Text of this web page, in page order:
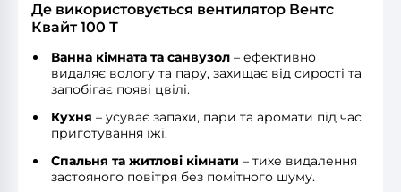
Де використовується вентилятор Вентс
Квайт 100 Т
Ванна кімната та санвузол – ефективно
видаляє вологу та пару, захищає від сирості та
запобігає появі цвілі.
Кухня – усуває запахи, пари та аромати під час
приготування їжі.
Спальня та житлові кімнати – тихе видалення
застояного повітря без помітного шуму.